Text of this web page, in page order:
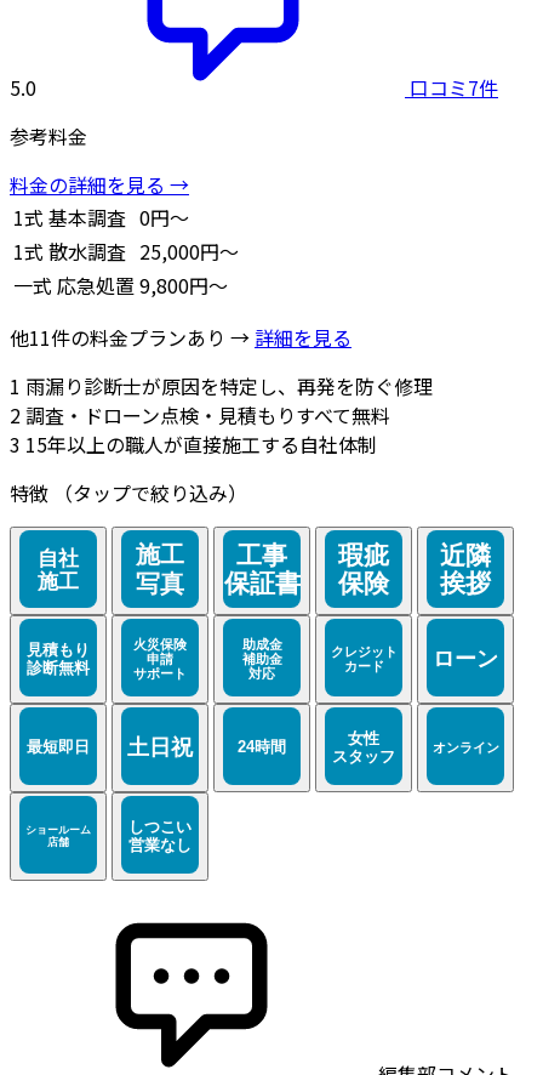
5.0
口コミ7件
参考料金
料金の詳細を見る →
1式 基本調査 0円～
1式 散水調査 25,000円～
一式 応急処置 9,800円～
他11件の料金プランあり → 詳細を見る
1 雨漏り診断士が原因を特定し、再発を防ぐ修理
2調査・ドローン点検・見積もりすべて無料
3 15年以上の職人が直接施工する自社体制
特徴
（タップで絞り込み）